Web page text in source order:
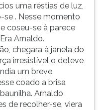
uma réstias de luz,
se . Nesse momento
coseu-se à parece
Arnaldo.
chegara à janela do
irresistível o deteve
um breve
coado a brisa
Arnaldo
de recolher-se, viera